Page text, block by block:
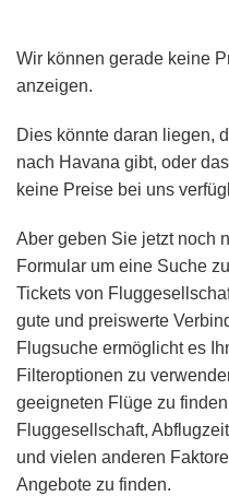
Wir können gerade keine
anzeigen.
Dies könnte daran liegen,
nach Havana gibt, oder
keine Preise bei uns
Aber geben Sie jetzt noch
Formular um eine Suche
Tickets von
gute und preiswerte
Flugsuche ermöglicht es
Filteroptionen zu
geeigneten Flüge zu
Fluggesellschaft,
und vielen anderen
Angebote zu finden.